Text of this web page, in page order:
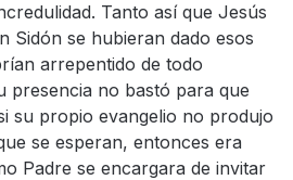
Tanto así que Jesús
Sidón se hubieran dado esos
arrepentido de todo
presencia no bastó para que
su propio evangelio no produjo
se esperan, entonces era
Padre se encargara de invitar